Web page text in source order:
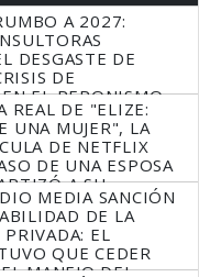
A 2027:
DESGASTE DE
DE
EL PERONISMO
REAL DE "ELIZE:
UNA MUJER", LA
DE NETFLIX
DE UNA ESPOSA
A SU
MEDIA SANCIÓN
DE LA
EL
QUE CEDER
MANEJO DEL